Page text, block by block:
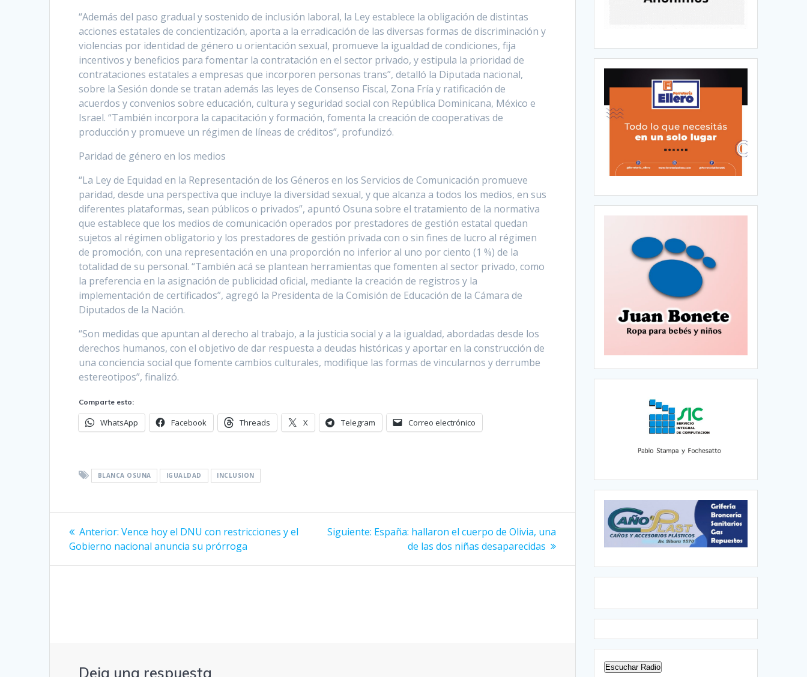
“Además del paso gradual y sostenido de inclusión laboral, la Ley establece la obligación de distintas
acciones estatales de concientización, aporta a la erradicación de las diversas formas de discriminación y
violencias por identidad de género u orientación sexual, promueve la igualdad de condiciones, fija
incentivos y beneficios para fomentar la contratación en el sector privado, y estipula la prioridad de
contrataciones estatales a empresas que incorporen personas trans”, detalló la Diputada nacional,
sobre la Sesión donde se tratan además las leyes de Consenso Fiscal, Zona Fría y ratificación de
acuerdos y convenios sobre educación, cultura y seguridad social con República Dominicana, México e
Israel. “También incorpora la capacitación y formación, fomenta la creación de cooperativas de
producción y promueve un régimen de líneas de créditos”, profundizó.
Paridad de género en los medios
“La Ley de Equidad en la Representación de los Géneros en los Servicios de Comunicación promueve
paridad, desde una perspectiva que incluye la diversidad sexual, y que alcanza a todos los medios, en sus
diferentes plataformas, sean públicos o privados”, apuntó Osuna sobre el tratamiento de la normativa
que establece que los medios de comunicación operados por prestadores de gestión estatal quedan
sujetos al régimen obligatorio y los prestadores de gestión privada con o sin fines de lucro al régimen
de promoción, con una representación en una proporción no inferior al uno por ciento (1 %) de la
totalidad de su personal. “También acá se plantean herramientas que fomenten al sector privado, como
la preferencia en la asignación de publicidad oficial, mediante la creación de registros y la
implementación de certificados”, agregó la Presidenta de la Comisión de Educación de la Cámara de
Diputados de la Nación.
“Son medidas que apuntan al derecho al trabajo, a la justicia social y a la igualdad, abordadas desde los
derechos humanos, con el objetivo de dar respuesta a deudas históricas y aportar en la construcción de
una conciencia social que fomente cambios culturales, modifique las formas de vincularnos y derrumbe
estereotipos”, finalizó.
Comparte esto:
WhatsApp Facebook Threads X Telegram Correo electrónico
BLANCA OSUNA IGUALDAD INCLUSION
Navegación
de
Anterior: Entrada
anterior:
Vence hoy el DNU con restricciones y el
Gobierno nacional anuncia su prórroga
Siguiente: Siguiente
entrada:
España: hallaron el cuerpo de Olivia, una
de las dos niñas desaparecidas
Deja una respuesta Escuchar Radio